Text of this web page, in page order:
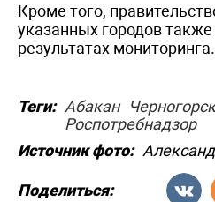
Кроме того,
указанных городов
результатах мониторинга.
Теги: Абакан Черногорск
Роспотребнадзор
Источник фото:
Поделиться: